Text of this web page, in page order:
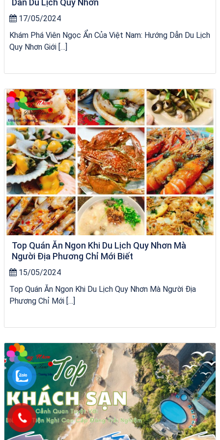
Dẫn Du Lịch Quy Nhơn
17/05/2024
Khám Phá Viên Ngọc Ẩn Của Việt Nam: Hướng Dẫn Du Lịch
Quy Nhơn Giới […]
Homestay Đẹp Tại Măng Đen
Top Quán Ăn Ngon Khi Du Lịch Quy Nhơn Mà
Người Địa Phương Chỉ Mới Biết
15/05/2024
Top Quán Ăn Ngon Khi Du Lịch Quy Nhơn Mà Người Địa
Phương Chỉ Mới […]
Homestay Đẹp Tại Măng Đen